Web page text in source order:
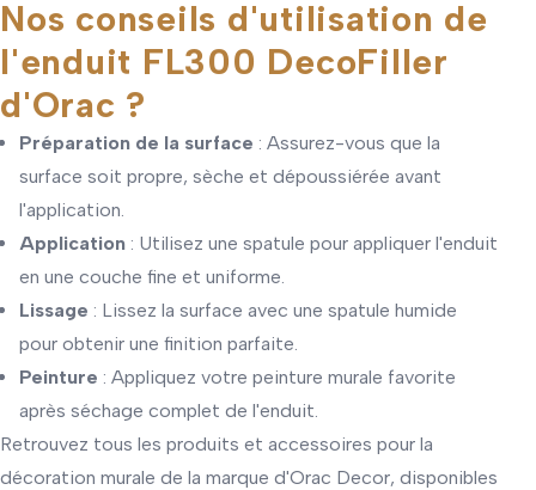
Nos conseils d'utilisation de
l'enduit FL300 DecoFiller
d'Orac ?
Préparation de la surface : Assurez-vous que la
surface soit propre, sèche et dépoussiérée avant
l'application.
Application : Utilisez une spatule pour appliquer l'enduit
en une couche fine et uniforme.
Lissage : Lissez la surface avec une spatule humide
pour obtenir une finition parfaite.
Peinture : Appliquez votre peinture murale favorite
après séchage complet de l'enduit.
Retrouvez tous les produits et accessoires pour la
décoration murale de la marque d'Orac Decor, disponibles